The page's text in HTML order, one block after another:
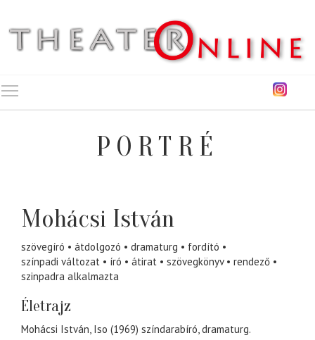
PORTRÉ
Mohácsi István
szövegíró átdolgozó dramaturg
fordító
színpadi változat
író átirat szövegkönyv
rendező
szinpadra alkalmazta
Életrajz
Mohácsi István, Iso (1969) színdarabíró, dramaturg.